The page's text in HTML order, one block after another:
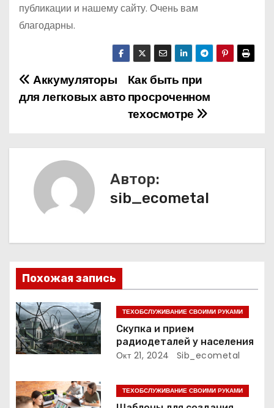
публикации и нашему сайту. Очень вам
благодарны.
Н
а
ц
и
я
п
о
а
Как быть при
просроченном
техосмотре
Аккумуляторы
для легковых авто
Автор:
sib_ecometal
Похожая запись
ТЕХОБСЛУЖИВАНИЕ СВОИМИ РУКАМИ
Скупка и прием
радиодеталей у населения
Окт 21, 2024 Sib_ecometal
ТЕХОБСЛУЖИВАНИЕ СВОИМИ РУКАМИ